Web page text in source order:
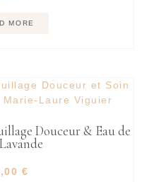
MORE
Douceur & Eau de
€